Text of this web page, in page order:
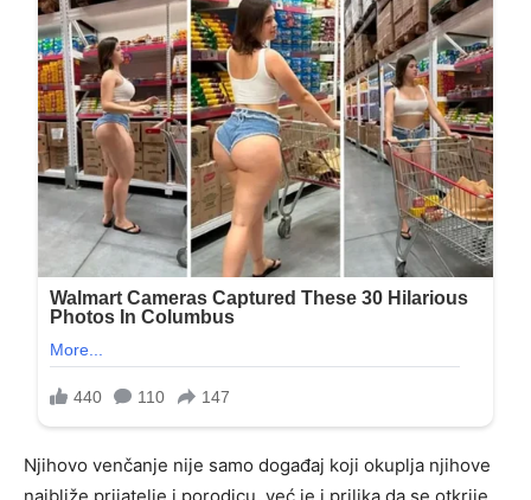
Njihovo venčanje nije samo događaj koji okuplja njihove